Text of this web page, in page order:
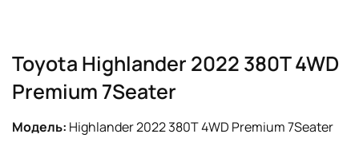
Toyota Highlander 2022 380T 4WD
Premium 7Seater
Модель: Highlander 2022 380T 4WD Premium 7Seater